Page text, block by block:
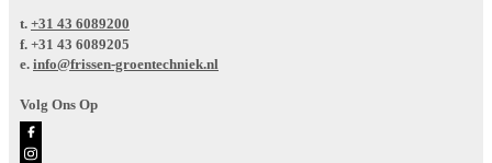
t. +31 43 6089200
f. +31 43 6089205
e. info@frissen-groentechniek.nl
Volg Ons Op